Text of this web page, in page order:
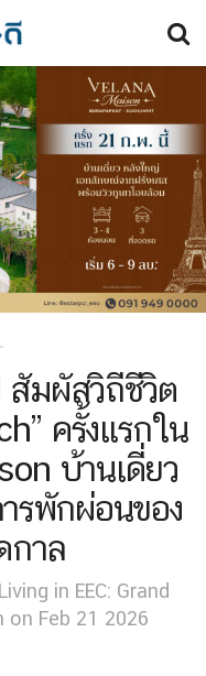
มผัสวิถีชีวิต
ครั้งแรกใน
บ้านเดี่ยว
รพักผ่อนของ
าล
in EEC: Grand
on Feb 21 2026